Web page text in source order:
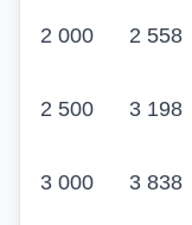
2 000 2 558
2 500 3 198
3 000 3 838